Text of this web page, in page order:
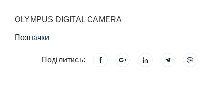
OLYMPUS DIGITAL CAMERA
Позначки
Поділитись: